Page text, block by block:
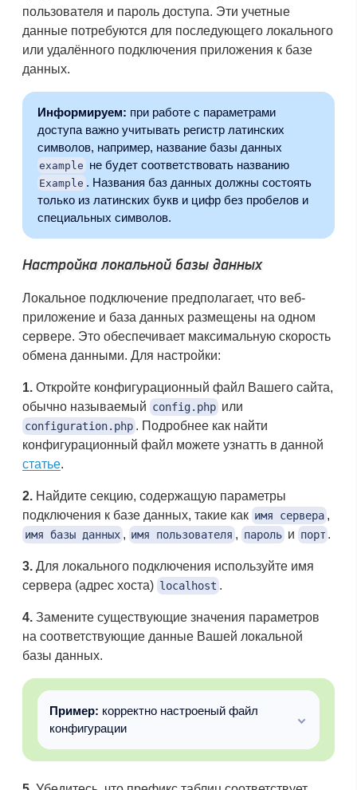
пользователя и пароль доступа. Эти учетные
данные потребуются для последующего локального
или удалённого подключения приложения к базе
данных.
Информируем: при работе с параметрами
доступа важно учитывать регистр латинских
символов, например, название базы данных
example не будет соответствовать названию
Example . Названия баз данных должны состоять
только из латинских букв и цифр без пробелов и
специальных символов.
Настройка локальной базы данных
Локальное подключение предполагает, что веб-
приложение и база данных размещены на одном
сервере. Это обеспечивает максимальную скорость
обмена данными. Для настройки:
1. Откройте конфигурационный файл Вашего сайта,
обычно называемый config.php или
configuration.php . Подробнее как найти
конфигурационный файл можете узнатть в данной
статье.
2. Найдите секцию, содержащую параметры
подключения к базе данных, такие как имя сервера ,
имя базы данных , имя пользователя , пароль и порт .
3. Для локального подключения используйте имя
сервера (адрес хоста) localhost .
4. Замените существующие значения параметров
на соответствующие данные Вашей локальной
базы данных.
Пример: корректно настроеный файл
конфигурации